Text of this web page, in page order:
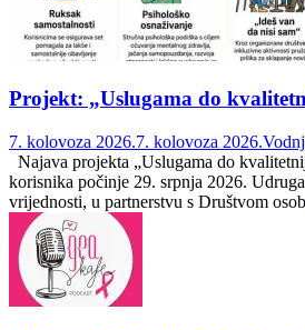
Projekt: „Uslugama do
7. kolovoza 2026.7. kolovoza 2026.
Najava projekta „Uslugama do
korisnika počinje 29. srpnja 2026.
vrijednosti, u partnerstvu s Društvom